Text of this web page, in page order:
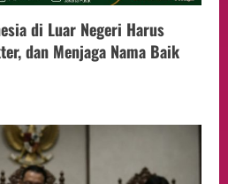
di Luar Negeri Harus
dan Menjaga Nama Baik